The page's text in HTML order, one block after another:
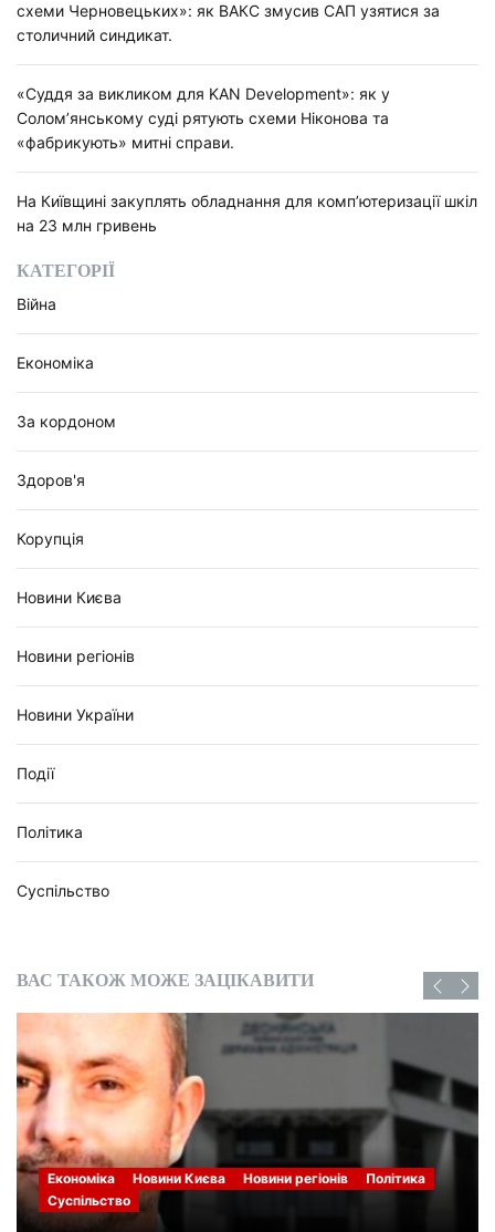
схеми Черновецьких»: як ВАКС змусив САП узятися за
столичний синдикат.
«Суддя за викликом для KAN Development»: як у
Солом’янському суді рятують схеми Ніконова та
«фабрикують» митні справи.
На Київщині закуплять обладнання для комп’ютеризації шкіл
на 23 млн гривень
КАТЕГОРІЇ
Війна
Економіка
За кордоном
Здоров'я
Корупція
Новини Києва
Новини регіонів
Новини України
Події
Політика
Суспільство
ВАС ТАКОЖ МОЖЕ ЗАЦІКАВИТИ
Економіка Новини Києва Новини регіонів
Політика
Суспільство